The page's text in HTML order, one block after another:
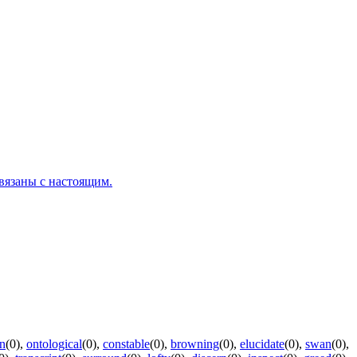
с настоящим.
(0), ontological(0), constable(0), browning(0), elucidate(0), swan(0),